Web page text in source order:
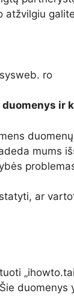
atžvilgiu
ro
ir
mums
ar